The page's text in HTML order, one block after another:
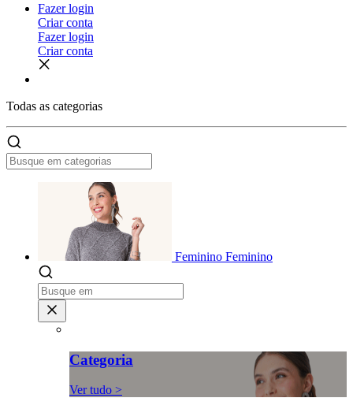
Fazer login
Criar conta
Fazer login
Criar conta
Todas as categorias
Feminino Feminino
Categoria
Ver tudo >